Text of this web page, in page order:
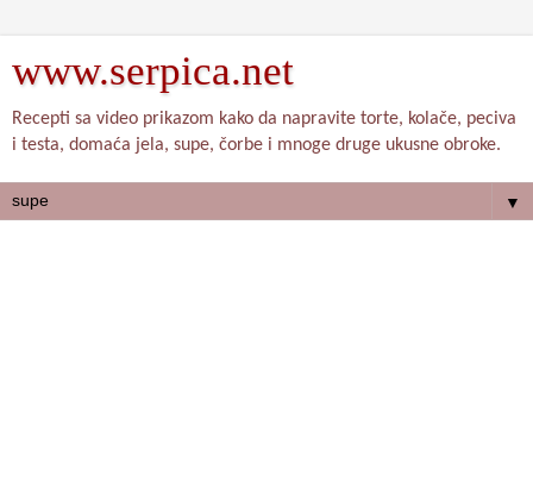
www.serpica.net
Recepti sa video prikazom kako da napravite torte, kolače, peciva
i testa, domaća jela, supe, čorbe i mnoge druge ukusne obroke.
▼